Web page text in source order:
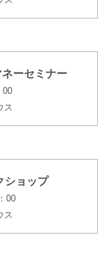
ーセミナー
00
ス
ショップ
00
ス